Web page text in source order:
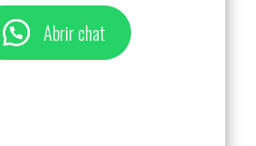
Abrir chat